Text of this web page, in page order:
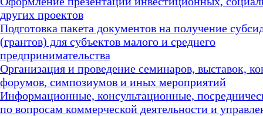
других проектов
Подготовка пакета документов на получение
(грантов) для субъектов малого и среднего
предпринимательства
Организация и проведение семинаров, выставок,
форумов, симпозиумов и иных мероприятий
Информационные, консультационные,
по вопросам коммерческой деятельности и